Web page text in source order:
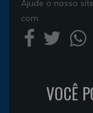
Ajude o nosso
com
VOCÊ